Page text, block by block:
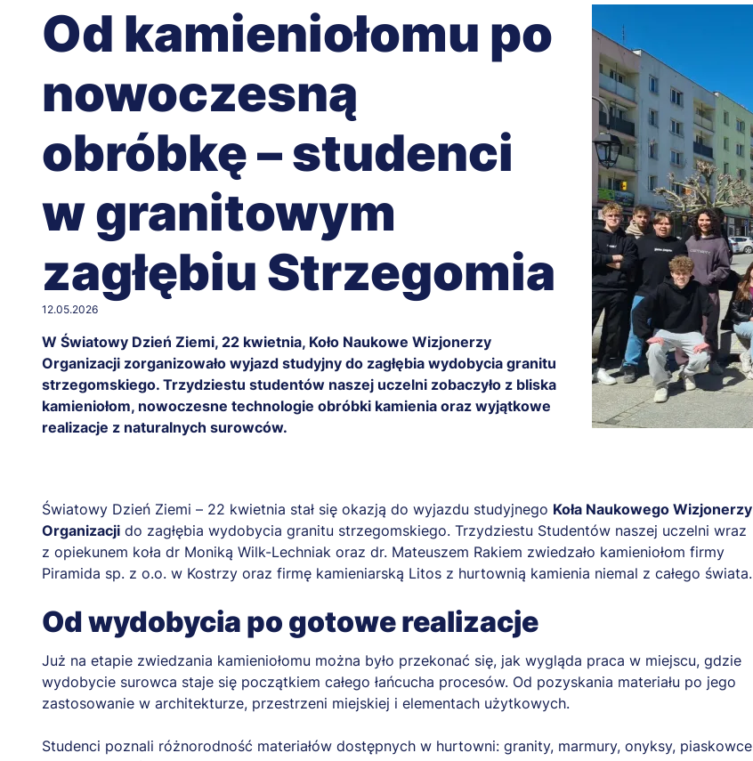
Od kamieniołomu po
nowoczesną
obróbkę – studenci
w granitowym
zagłębiu Strzegomia
12.05.2026
W Światowy Dzień Ziemi, 22 kwietnia, Koło Naukowe Wizjonerzy
Organizacji zorganizowało wyjazd studyjny do zagłębia wydobycia granitu
strzegomskiego. Trzydziestu studentów naszej uczelni zobaczyło z bliska
kamieniołom, nowoczesne technologie obróbki kamienia oraz wyjątkowe
realizacje z naturalnych surowców.
Światowy Dzień Ziemi – 22 kwietnia stał się okazją do wyjazdu studyjnego Koła Naukowego Wizjonerzy
Organizacji do zagłębia wydobycia granitu strzegomskiego. Trzydziestu Studentów naszej uczelni wraz
z opiekunem koła dr Moniką Wilk-Lechniak oraz dr. Mateuszem Rakiem zwiedzało kamieniołom firmy
Piramida sp. z o.o. w Kostrzy oraz firmę kamieniarską Litos z hurtownią kamienia niemal z całego świata.
Od wydobycia po gotowe realizacje
Już na etapie zwiedzania kamieniołomu można było przekonać się, jak wygląda praca w miejscu, gdzie
wydobycie surowca staje się początkiem całego łańcucha procesów. Od pozyskania materiału po jego
zastosowanie w architekturze, przestrzeni miejskiej i elementach użytkowych.
Studenci poznali różnorodność materiałów dostępnych w hurtowni: granity, marmury, onyksy, piaskowce